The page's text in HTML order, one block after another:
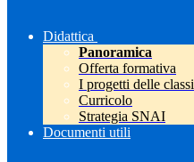
Didattica
Panoramica
Offerta formativa
I progetti delle classi
Curricolo
Strategia SNAI
Documenti utili